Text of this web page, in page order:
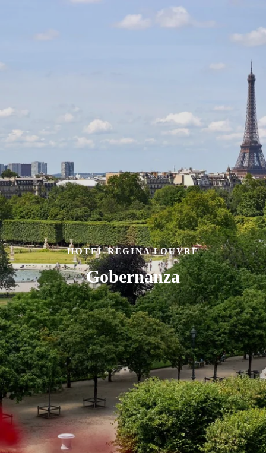
HOTEL REGINA LOUVRE
Gobernanza